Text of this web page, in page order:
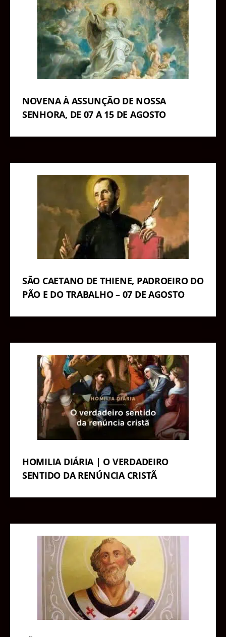
NOVENA À ASSUNÇÃO DE NOSSA
SENHORA, DE 07 A 15 DE AGOSTO
SÃO CAETANO DE THIENE, PADROEIRO DO
PÃO E DO TRABALHO – 07 DE AGOSTO
HOMILIA DIÁRIA | O VERDADEIRO
SENTIDO DA RENÚNCIA CRISTÃ